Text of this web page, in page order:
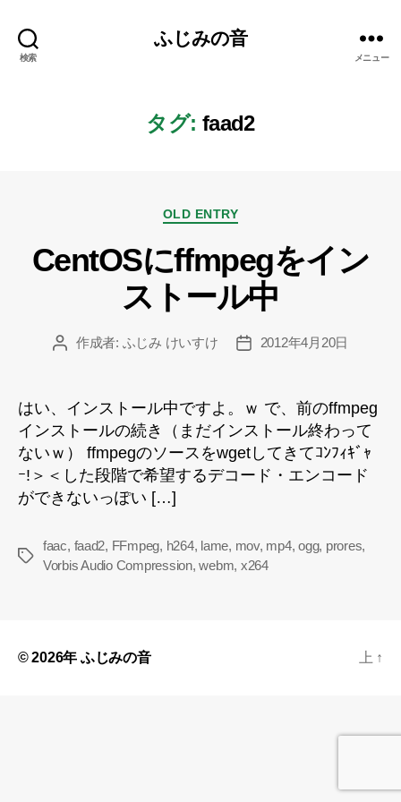
検索
ふじみの音
メニュー
タグ: faad2
カ
ゴ
リ
ー
OLD ENTRY
CentOSにffmpegをイン
ストール中
投 作成者: ふじみ けいすけ
投
2012年4月20日
はい、インストール中ですよ。ｗ で、前のffmpeg
インストールの続き（まだインストール終わって
ないｗ） ffmpegのソースをwgetしてきてｺﾝﾌｨｷﾞｬ
ｰ!＞＜した段階で希望するデコード・エンコード
ができないっぽい […]
タ
faac, faad2, FFmpeg, h264, lame, mov, mp4,ogg, prores,
Vorbis Audio Compression,webm, x264
© 2026年 ふじみの音 上 ↑